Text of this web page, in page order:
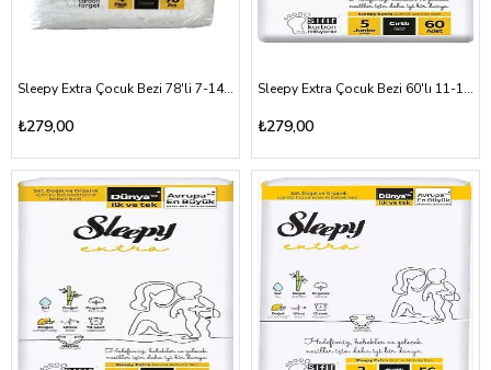
Sleepy Extra Çocuk Bezi 78'li 7-14kg (4-maxi)
₺279,00
Sleepy Extra Çocuk Bezi 60'lı 11-18kg (5-junior)
₺279,00